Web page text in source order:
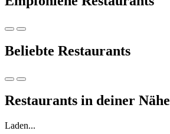
Beliebte Restaurants
Restaurants in deiner Nähe
Laden...